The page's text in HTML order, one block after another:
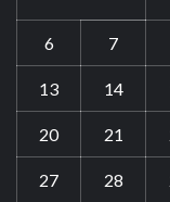
6 7
13 14
20 21
27 28